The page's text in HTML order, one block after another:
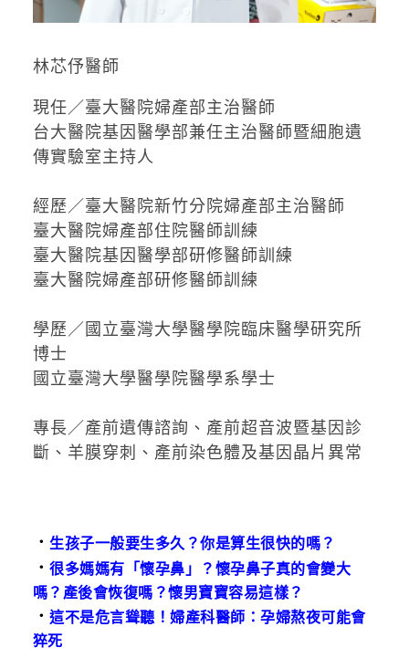
林芯伃醫師
現任／臺大醫院婦產部主治醫師
台大醫院基因醫學部兼任主治醫師暨細胞遺
傳實驗室主持人
經歷／臺大醫院新竹分院婦產部主治醫師
臺大醫院婦產部住院醫師訓練
臺大醫院基因醫學部研修醫師訓練
臺大醫院婦產部研修醫師訓練
學歷／國立臺灣大學醫學院臨床醫學研究所
博士
國立臺灣大學醫學院醫學系學士
專長／產前遺傳諮詢、產前超音波暨基因診
斷、羊膜穿刺、產前染色體及基因晶片異常
．生孩子一般要生多久？你是算生很快的嗎？
．很多媽媽有「懷孕鼻」？懷孕鼻子真的會變大
嗎？產後會恢復嗎？懷男寶寶容易這樣？
．這不是危言聳聽！婦產科醫師：孕婦熬夜可能會
猝死